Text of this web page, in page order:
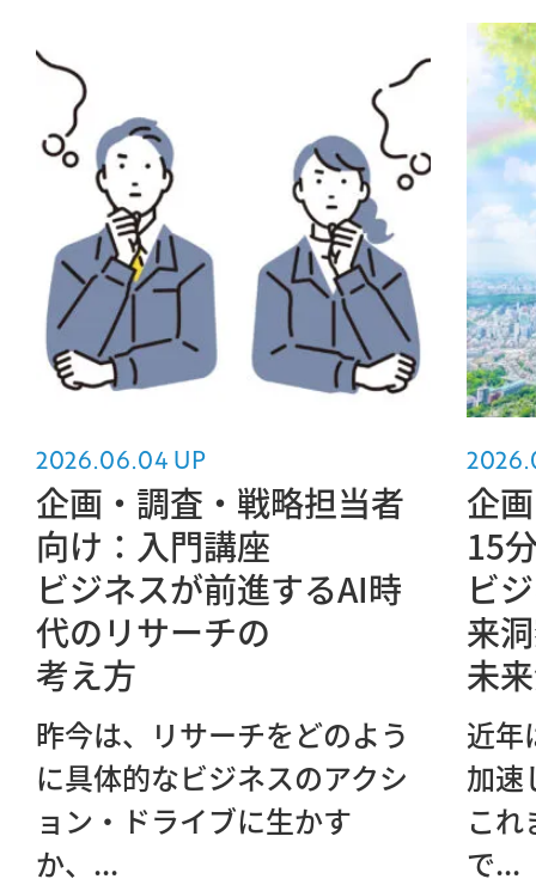
2026.06.04 UP
企画・調査・戦略担当者
向け：入門講座
ビジネスが前進するAI時
代のリサーチの
考え方
昨今は、リサーチをどのよう
に具体的なビジネスのアクシ
ョン・ドライブに生かす
か、...
企
15
ビ
来
未
近年
加速
こ
で...